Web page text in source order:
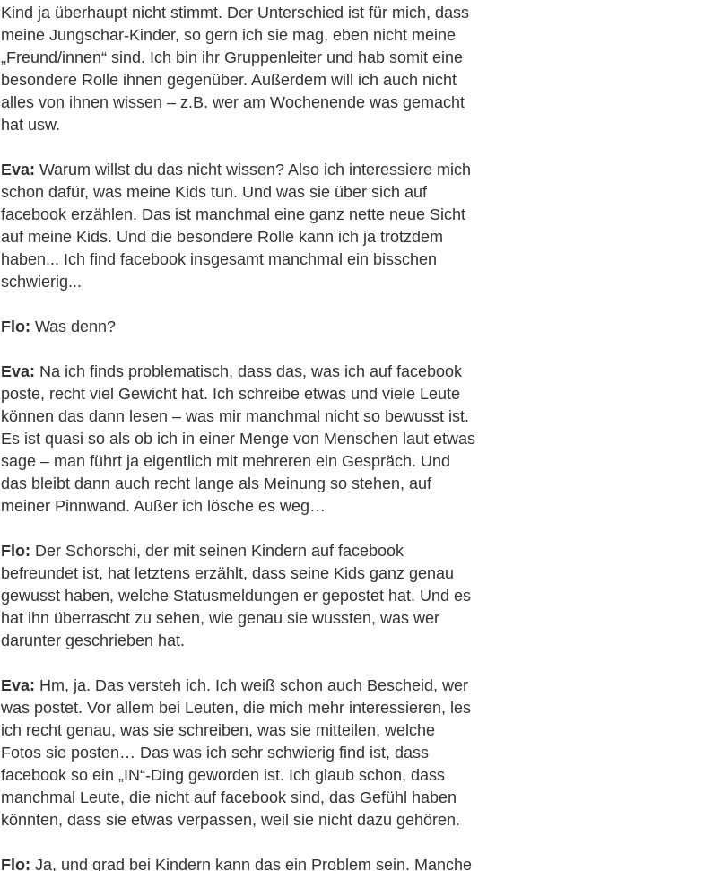
Kind ja überhaupt nicht stimmt. Der Unterschied ist für mich, dass
meine Jungschar-Kinder, so gern ich sie mag, eben nicht meine
„Freund/innen“ sind. Ich bin ihr Gruppenleiter und hab somit eine
besondere Rolle ihnen gegenüber. Außerdem will ich auch nicht
alles von ihnen wissen – z.B. wer am Wochenende was gemacht
hat usw.
Eva: Warum willst du das nicht wissen? Also ich interessiere mich
schon dafür, was meine Kids tun. Und was sie über sich auf
facebook erzählen. Das ist manchmal eine ganz nette neue Sicht
auf meine Kids. Und die besondere Rolle kann ich ja trotzdem
haben... Ich find facebook insgesamt manchmal ein bisschen
schwierig...
Flo: Was denn?
Eva: Na ich finds problematisch, dass das, was ich auf facebook
poste, recht viel Gewicht hat. Ich schreibe etwas und viele Leute
können das dann lesen – was mir manchmal nicht so bewusst ist.
Es ist quasi so als ob ich in einer Menge von Menschen laut etwas
sage – man führt ja eigentlich mit mehreren ein Gespräch. Und
das bleibt dann auch recht lange als Meinung so stehen, auf
meiner Pinnwand. Außer ich lösche es weg…
Flo: Der Schorschi, der mit seinen Kindern auf facebook
befreundet ist, hat letztens erzählt, dass seine Kids ganz genau
gewusst haben, welche Statusmeldungen er gepostet hat. Und es
hat ihn überrascht zu sehen, wie genau sie wussten, was wer
darunter geschrieben hat.
Eva: Hm, ja. Das versteh ich. Ich weiß schon auch Bescheid, wer
was postet. Vor allem bei Leuten, die mich mehr interessieren, les
ich recht genau, was sie schreiben, was sie mitteilen, welche
Fotos sie posten… Das was ich sehr schwierig find ist, dass
facebook so ein „IN“-Ding geworden ist. Ich glaub schon, dass
manchmal Leute, die nicht auf facebook sind, das Gefühl haben
könnten, dass sie etwas verpassen, weil sie nicht dazu gehören.
Flo: Ja, und grad bei Kindern kann das ein Problem sein. Manche